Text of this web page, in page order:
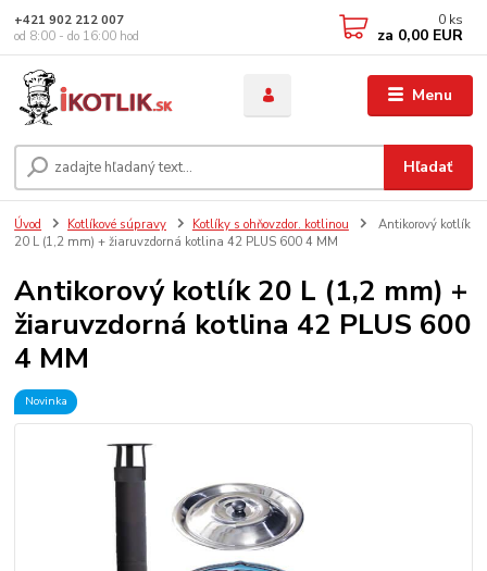
Menu
Hľadať
+421 902 212 007
od 8:00 - do 16:00 hod
0 ks
za 0,00 EUR
Úvod Kotlíkové súpravy Kotlíky s ohňovzdor. kotlinou
Antikorový kotlík
20 L (1,2 mm) + žiaruvzdorná kotlina 42 PLUS 600 4 MM
Antikorový kotlík 20 L (1,2 mm) +
žiaruvzdorná kotlina 42 PLUS 600
4 MM
Novinka